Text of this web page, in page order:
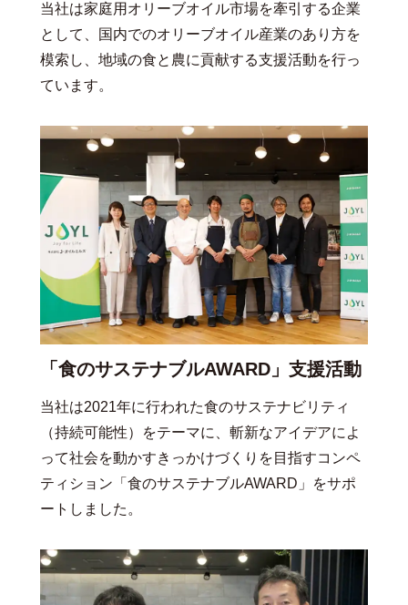
当社は家庭用オリーブオイル市場を牽引する企業
として、国内でのオリーブオイル産業のあり方を
模索し、地域の食と農に貢献する支援活動を行っ
ています。
「食のサステナブルAWARD」支援活動
当社は2021年に行われた食のサステナビリティ
（持続可能性）をテーマに、斬新なアイデアによ
って社会を動かすきっかけづくりを目指すコンペ
ティション「食のサステナブルAWARD」をサポ
ートしました。